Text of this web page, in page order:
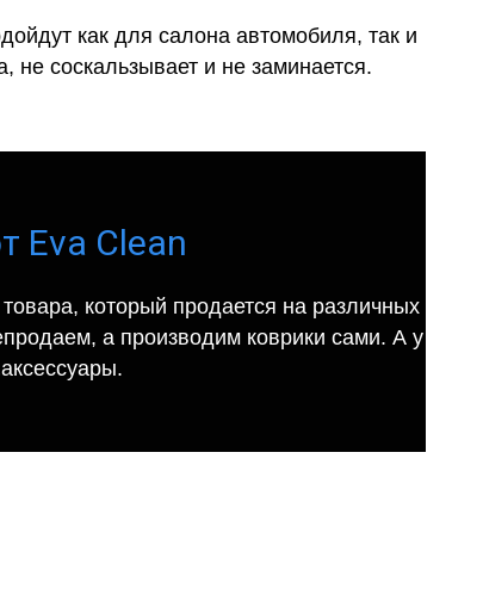
как для салона автомобиля, так и
не соскальзывает и не заминается.
Eva Clean
который продается на различных
а производим коврики сами. А у